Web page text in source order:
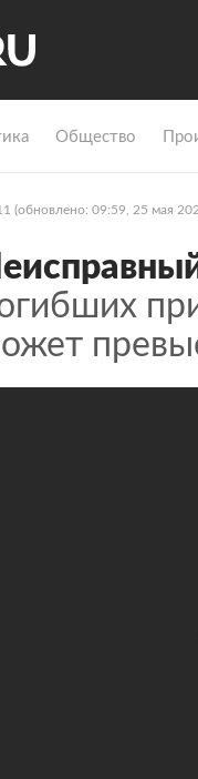
Общество
(обновлено: 09:59, 25 мая